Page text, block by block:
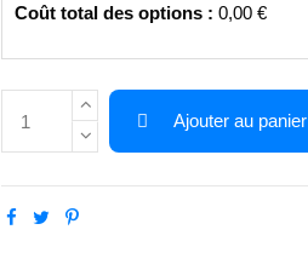
Coût total des options : 0,00 €
Ajouter au panier